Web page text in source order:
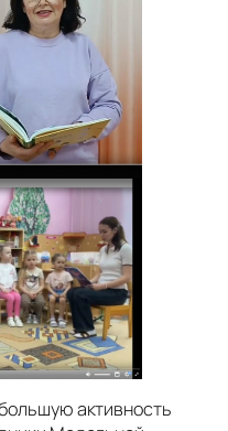
активность